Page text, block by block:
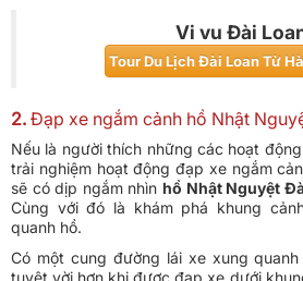
Vi vu Đài
Tour Du Lịch Đài Loan Từ
2. Đạp xe ngắm cảnh hồ Nhật
Nếu là người thích những các hoạt
trải nghiệm hoạt động đạp xe ngắm
sẽ có dịp ngắm nhìnhồ Nhật Nguyệt
Cùng với đó là khám phá khung
quanh hồ.
Có một cung đường lái xe xung